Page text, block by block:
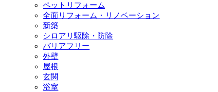
ペットリフォーム
全面リフォーム・リノベーション
新築
シロアリ駆除・防除
バリアフリー
外壁
屋根
玄関
浴室